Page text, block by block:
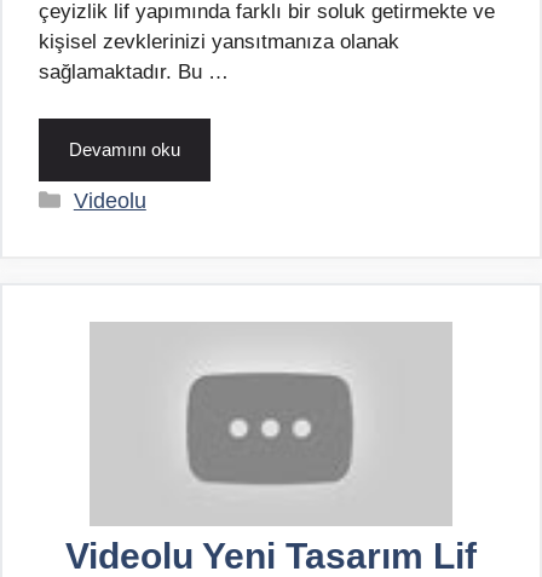
çeyizlik lif yapımında farklı bir soluk getirmekte ve
kişisel zevklerinizi yansıtmanıza olanak
sağlamaktadır. Bu …
Devamını oku
Kategoriler
Videolu
Videolu Yeni Tasarım Lif